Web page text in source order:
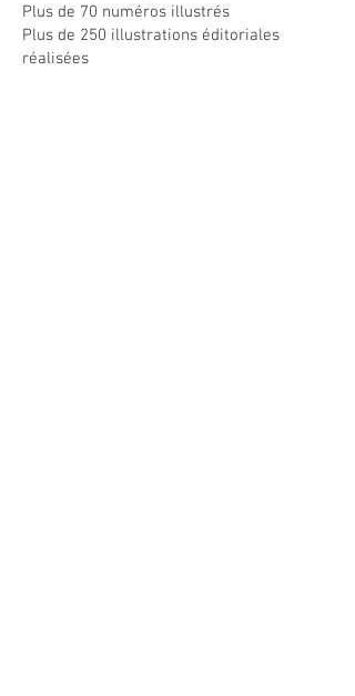
Plus de 70 numéros illustrés
Plus de 250 illustrations éditoriales
réalisées